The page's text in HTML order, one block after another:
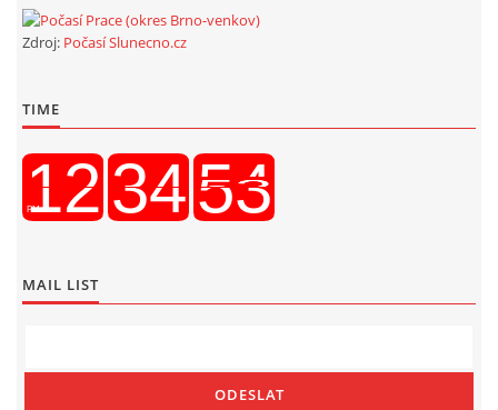
Zdroj: Počasí Slunecno.cz
TIME
MAIL LIST